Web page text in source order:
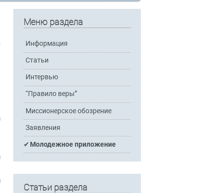
Меню раздела
Информация
Статьи
Интервью
“Правило веры”
Миссионерское обозрение
Заявления
Молодежное приложение
Статьи раздела